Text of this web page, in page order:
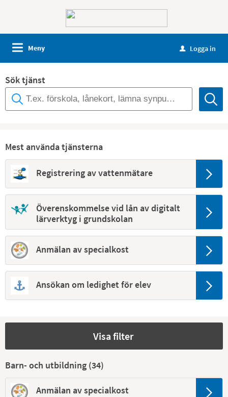
Meny u Logga in
Sök tjänst
Mest använda tjänsterna
Registrering av vattenmätare
Överenskommelse vid lån av digitalt
lärverktyg i grundskolan
Anmälan av specialkost
Ansökan om ledighet för elev
Visa filter
Barn- och utbildning (34)
Anmälan av specialkost